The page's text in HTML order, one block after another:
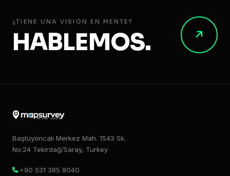
¿TIENE UNA VISIÓN EN MENTE?
HABLEMOS.
Baştüyoncalı Merkez Mah. 1543 Sk.
No:24 Tekirdağ/Saray, Turkey
+90 531 385 8040